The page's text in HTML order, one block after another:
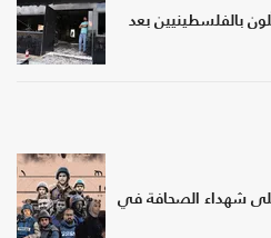
بالفلسطينيين بعد
على شهداء الصحافة في